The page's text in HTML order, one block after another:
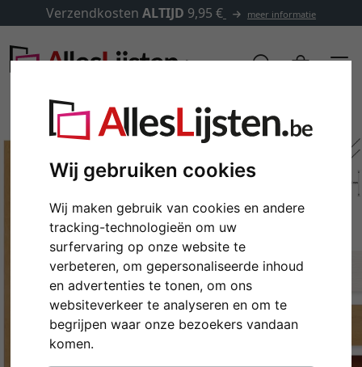
Wij gebruiken cookies
Wij maken gebruik van cookies en andere
tracking-technologieën om uw
surfervaring op onze website te
verbeteren, om gepersonaliseerde inhoud
en advertenties te tonen, om ons
websiteverkeer te analyseren en om te
begrijpen waar onze bezoekers vandaan
komen.
Verzendkosten ALTIJD 9,95 € meer informatie
Terug